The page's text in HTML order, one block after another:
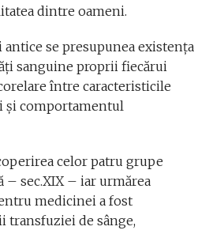
dintre oameni.
se presupunea existența
sanguine proprii fiecărui
între caracteristicile
și comportamentul
celor patru grupe
– sec.XIX – iar urmărea
medicinei a fost
transfuziei de sânge,